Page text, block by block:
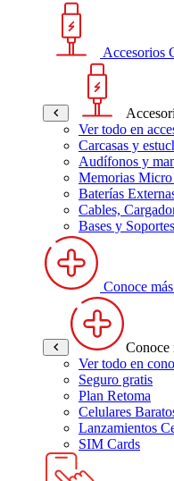
Accesorios
Ver todo en
Carcasas y
Audífonos y
Memorias
Baterías
Cables,
Bases y Soportes
Conoce más
Conoce
Ver todo en
Seguro gratis
Plan Retoma
Celulares
Lanzamientos
SIM Cards